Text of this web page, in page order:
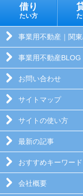
借り
たい方
事業用不動産｜関
事業用不動産BLOG
お問い合わせ
サイトマップ
サイトの使い方
最新の記事
おすすめキーワード
会社概要